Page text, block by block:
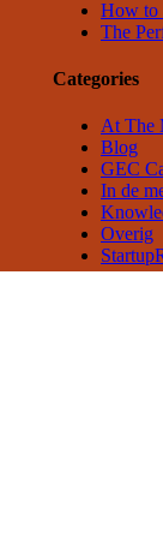
How to
The
Categories
At The
Blog
GEC
In de
Overig